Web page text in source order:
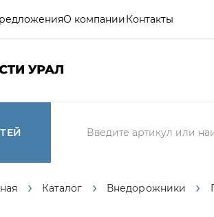
О компанииКонтакты
Каталог Внедорожники